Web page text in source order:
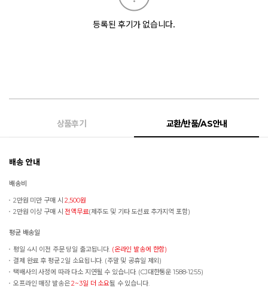
등록된 후기가 없습니다.
상품후기 교환/반품/AS안내
배송 안내
배송비
2만원 미만 구매 시2,500원
2만원 이상 구매 시전액무료(제주도 및 기타 도선료 추가지역 포함)
평균 배송일
평일 4시 이전 주문 당일 출고됩니다. (온라인 발송에 한함)
결제 완료 후 평균 2일 소요됩니다. (주말 및 공휴일 제외)
택배사의 사정에 따라 다소 지연될 수 있습니다. (CJ대한통운 1588-1255)
오프라인 매장 발송은2~3일 더 소요될 수 있습니다.